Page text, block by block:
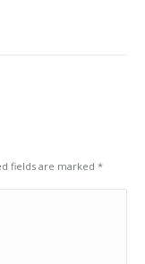
fields are marked *